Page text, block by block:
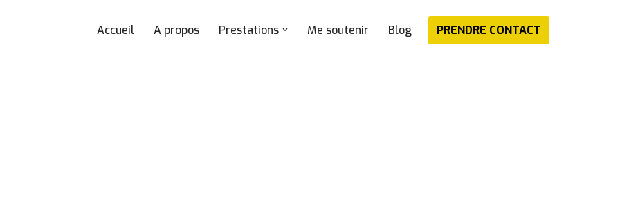
Accueil A propos Prestations Me soutenir Blog PRENDRE CONTACT